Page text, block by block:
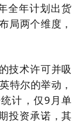
全年计划出货
局两个维度，
技术许可并吸
特尔的举动，
计，仅9月单
投资承诺，其